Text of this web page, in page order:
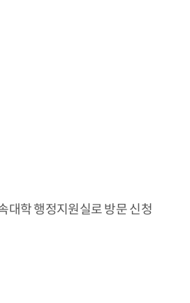
대학 행정지원실로 방문 신청